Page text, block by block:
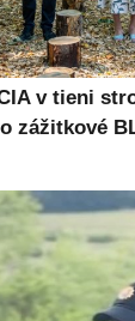
v tieni
zážitkové